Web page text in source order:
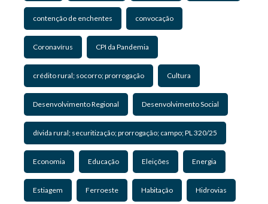
contenção de enchentes convocação
Coronavírus CPI da Pandemia
crédito rural; socorro; prorrogação Cultura
Desenvolvimento Regional Desenvolvimento Social
dívida rural; securitização; prorrogação; campo; PL 320/25
Economia Educação Eleições Energia
Estiagem Ferroeste Habitação Hidrovias